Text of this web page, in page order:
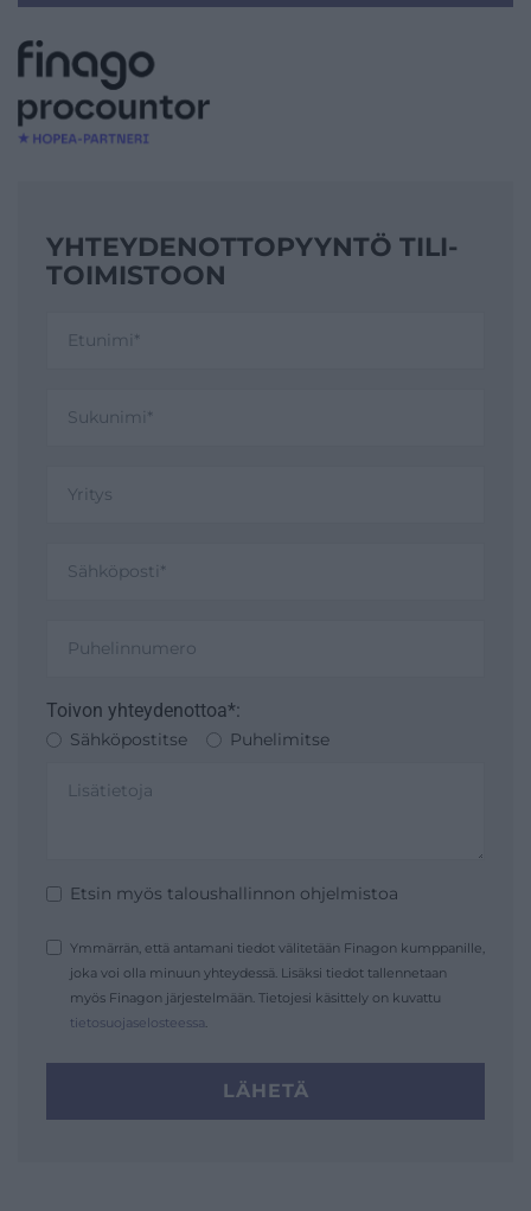
YHTEYDENOTTO­PYYNTÖ TILI­
TOIMISTOON
Toivon yhteydenottoa*:
Sähköpostitse Puhelimitse
Etsin myös taloushallinnon ohjelmistoa
Ymmärrän, että antamani tiedot välitetään Finagon kumppanille,
joka voi olla minuun yhteydessä. Lisäksi tiedot tallennetaan
myös Finagon järjestelmään. Tietojesi käsittely on kuvattu
tietosuojaselosteessa
LÄHETÄ